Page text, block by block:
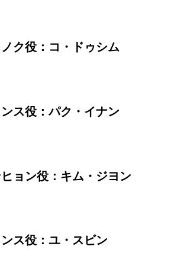
ノク役：コ・ドゥシム
ス役：パク・イナン
ョン役：キム・ジヨン
ンス役：ユ・スビン